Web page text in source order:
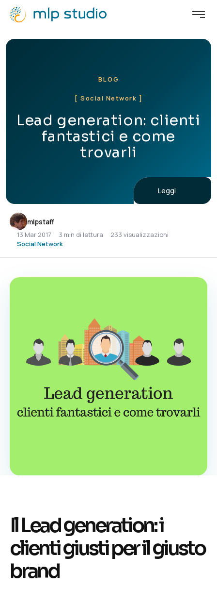
BLOG
[ Social Network ]
Lead generation: clienti
fantastici e come
trovarli
Leggi
mlpstaff
13 Mar 2017 3 min di lettura
233 visualizzazioni
Social Network
Il Lead generation: i
clienti giusti per il giusto
brand